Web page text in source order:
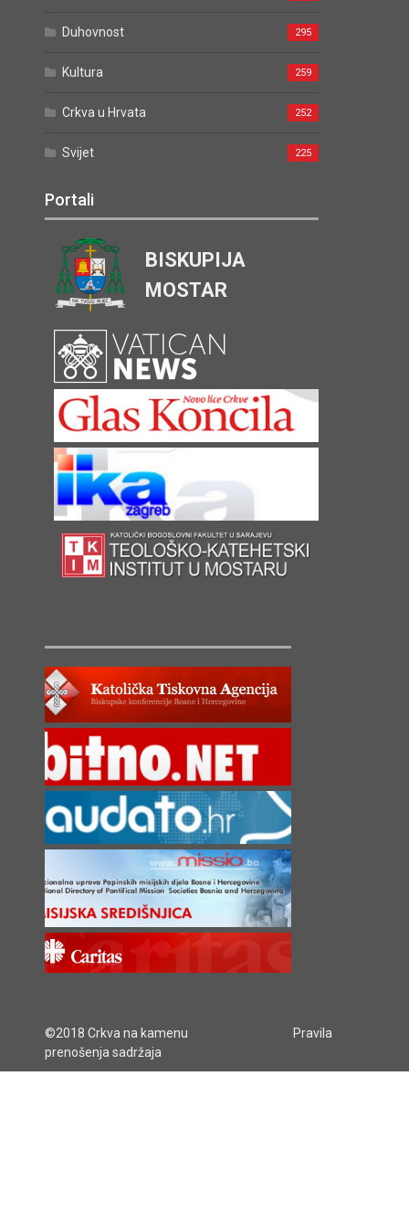
Duhovnost 295
Kultura 259
Crkva u Hrvata 252
Svijet 225
Portali
BISKUPIJA
MOSTAR
©2018 Crkva na kamenu
Pravila
prenošenja sadržaja